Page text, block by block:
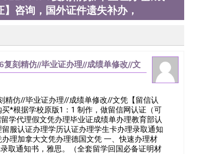
咨询，国外证件遗失补办，
刻精仿//毕业证办理//成绩单修改//文
办，
精仿//毕业证办理//成绩单修改//文凭【留信认
*根据学校原版1：1 制作，做留信网认证（可
学代理假文凭办理毕业证成绩单办理教育部认
服认证办理学历认证办理学生卡办理录取通知
理加拿大文凭办理德国文凭 一、快速办理材
取通知书，雅思。（全套留学回国必备证明材